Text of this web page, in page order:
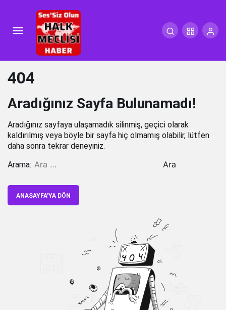
404
Aradığınız Sayfa Bulunamadı!
Aradığınız sayfaya ulaşamadık silinmiş, geçici olarak
kaldırılmış veya böyle bir sayfa hiç olmamış olabilir, lütfen
daha sonra tekrar deneyiniz.
Arama:
ANASAYFA'YA DÖN